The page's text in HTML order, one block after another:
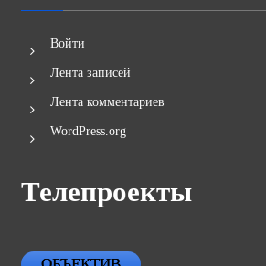
Войти
Лента записей
Лента комментариев
WordPress.org
Телепроекты